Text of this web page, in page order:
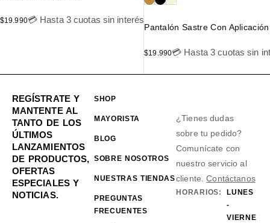
$19.990💳 Hasta 3 cuotas sin interés
Pantalón Sastre Con
$19.990💳 Hasta 3 cuotas sin
REGÍSTRATE Y
MANTENTE AL
TANTO DE LOS
ÚLTIMOS
LANZAMIENTOS
DE PRODUCTOS,
OFERTAS
ESPECIALES Y
NOTICIAS.
SHOP
MAYORISTA
BLOG
SOBRE NOSOTROS
NUESTRAS TIENDAS
PREGUNTAS
FRECUENTES
¿Tienes dudas
sobre tu pedido?
Comunícate con
nuestro servicio al
cliente.Contáctanos
HORARIOS:
LUNES
-
VIERNE